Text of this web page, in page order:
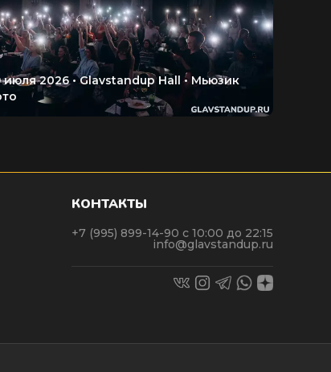
КОНТАКТЫ
+7 (995) 899-14-90 с 10:00 до 22:15
info@glavstandup.ru